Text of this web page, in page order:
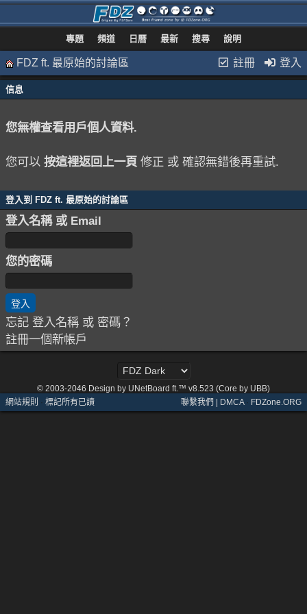
專題 頻道 日曆 最新 搜尋 說明
註冊 登入
FDZ ft. 最原始的討論區
信息
您無權查看用戶個人資料.
您可以 按這裡返回上一頁 修正 或 確認無錯後再重試.
登入到 FDZ ft. 最原始的討論區
登入名稱 或 Email
您的密碼
忘記 登入名稱 或 密碼？
註冊一個新帳戶
© 2003-2046 Design by UNetBoard ft.™ v8.523 (Core by UBB)
網站規則 · 標記所有已讀 聯繫我們 | DMCA· FDZone.ORG